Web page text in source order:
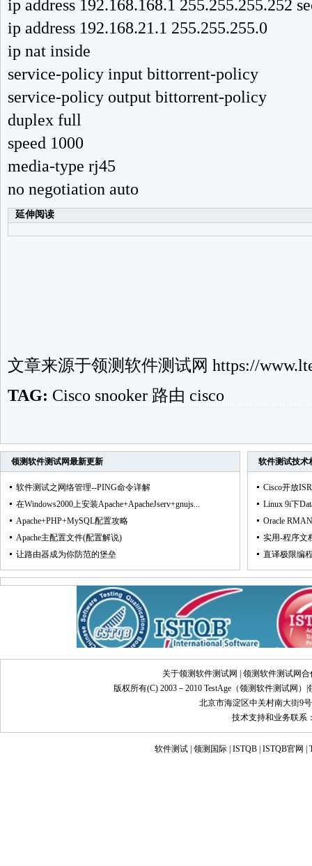
ip address 192.168.168.1 255.255.255.252
ip address 192.168.21.1 255.255.255.0
ip nat inside
service-policy input bittorrent-policy
service-policy output bittorrent-policy
duplex full
speed 1000
media-type rj45
no negotiation auto
延伸阅读
文章来源于领测软件测试网 https://
TAG: Cisco snooker 路由 cisco
领测软件测试网最新更新
软件测试之网络管理--PING命令详解
在Windows2000上安装Apache+ApacheJserv+gnujs...
Apache+PHP+MySQL配置攻略
Apache主配置文件(配置解说)
让路由器成为你防范的堡垒
软件测试技术
Cisco开放
Linux 9i下
Oracle
实用-程序文
直译极限编
关于领测软件测试网 |领测软件测试网
版权所有(C) 2003－2010 TestAge（领测软件测试网 ）|
北京市海淀区中关村南大街9
技术支持和业务联系
软件测试 |领测国际 |ISTQB |ISTQB官网 |